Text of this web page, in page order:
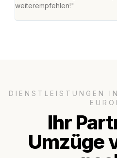
weiterempfehlen!"
DIENSTLEISTUNGEN
Ihr
Umzüge